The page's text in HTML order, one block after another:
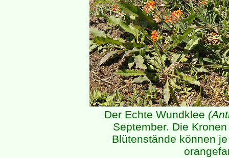
Der Echte Wundklee
September. Die
Blütenstände können